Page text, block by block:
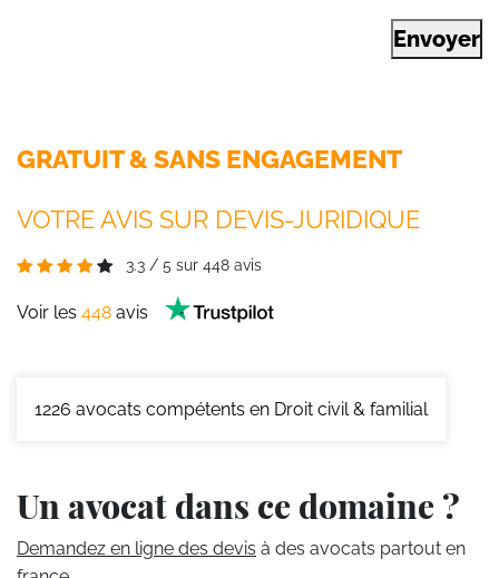
Envoyer
GRATUIT & SANS ENGAGEMENT
VOTRE AVIS SUR DEVIS-JURIDIQUE
3.3 / 5 sur 448 avis
Voir les 448 avis
1226 avocats compétents en Droit civil & familial
Un avocat dans ce domaine ?
Demandez en ligne des devis à des avocats partout en